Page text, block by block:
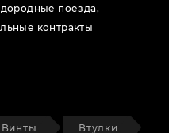
поезда,
контракты
Винты Втулки